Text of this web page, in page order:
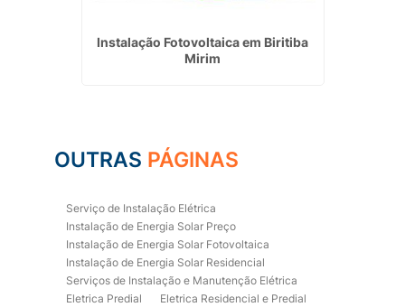
Instalação Fotovoltaica em Biritiba
Mirim
OUTRAS PÁGINAS
Serviço de Instalação Elétrica
Instalação de Energia Solar Preço
Instalação de Energia Solar Fotovoltaica
Instalação de Energia Solar Residencial
Serviços de Instalação e Manutenção Elétrica
Eletrica Predial
Eletrica Residencial e Predial